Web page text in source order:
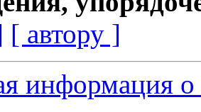
[ автору ]
информация